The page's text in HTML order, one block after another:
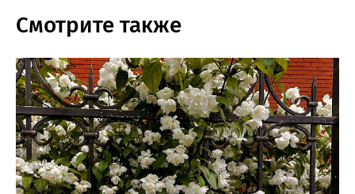
Смотрите также